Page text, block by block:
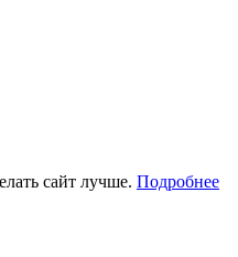
сайт лучше. Подробнее